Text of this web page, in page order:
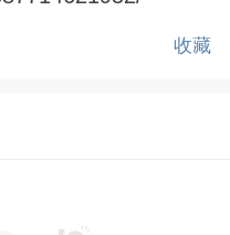
收藏